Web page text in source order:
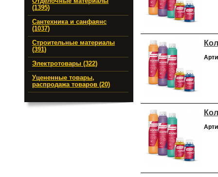
(1395)
Сантехника и санфаянс
(1037)
Строительные материалы
(391)
Электротовары (322)
Уцененные товары,
распродажа товаров (20)